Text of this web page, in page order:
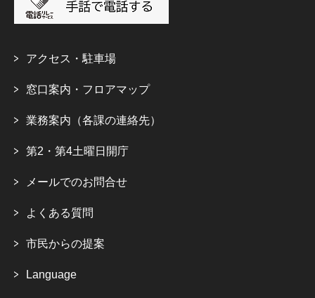
アクセス・駐車場
窓口案内・フロアマップ
業務案内（各課の連絡先）
第2・第4土曜日開庁
メールでのお問合せ
よくある質問
市民からの提案
Language